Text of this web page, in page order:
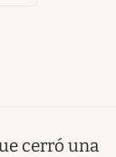
cerró una